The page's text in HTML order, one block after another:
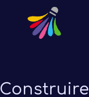
Construire